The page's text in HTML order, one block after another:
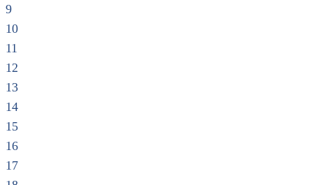
9
10
11
12
13
14
15
16
17